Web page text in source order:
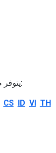
يتوفر صانع شعار الحلاق الخاص بنا بلغات مختلفة:
CS ID VI TH